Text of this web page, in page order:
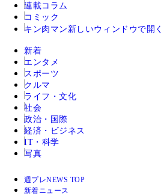
連載コラム
コミック
キン肉マン 新しいウィンドウで開く
新着
エンタメ
スポーツ
クルマ
ライフ・文化
社会
政治・国際
経済・ビジネス
IT・科学
写真
週プレNEWS TOP
新着ニュース